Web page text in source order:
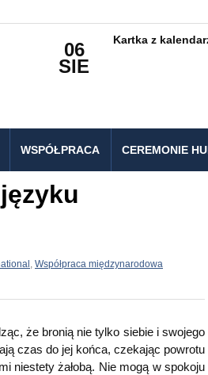
06
SIE
Kartka z
WSPÓŁPRACA CEREMONIE
, Współpraca międzynarodowa
że bronią nie tylko siebie i swojego
czas do jej końca, czekając powrotu
niestety żałobą. Nie mogą w spokoju